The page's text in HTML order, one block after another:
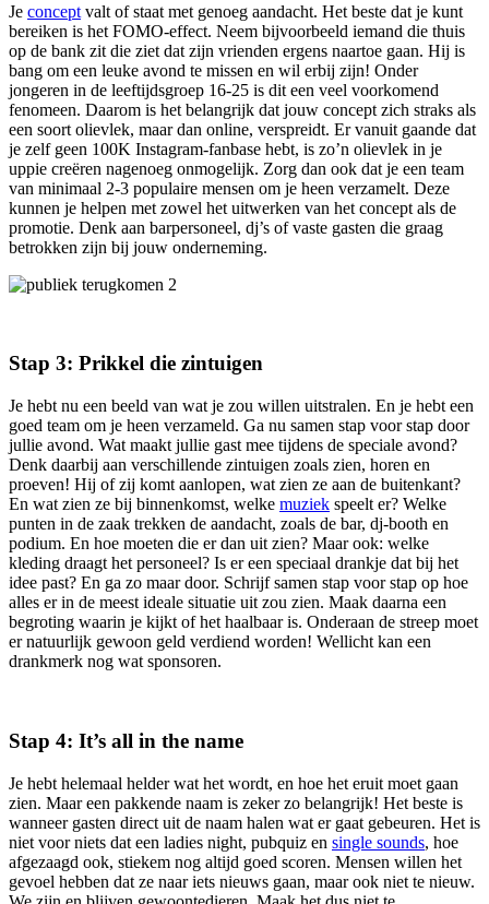
Je concept valt of staat met genoeg aandacht. Het beste dat je kunt
bereiken is het FOMO-effect. Neem bijvoorbeeld iemand die thuis
op de bank zit die ziet dat zijn vrienden ergens naartoe gaan. Hij is
bang om een leuke avond te missen en wil erbij zijn! Onder
jongeren in de leeftijdsgroep 16-25 is dit een veel voorkomend
fenomeen. Daarom is het belangrijk dat jouw concept zich straks als
een soort olievlek, maar dan online, verspreidt. Er vanuit gaande dat
je zelf geen 100K Instagram-fanbase hebt, is zo’n olievlek in je
uppie creëren nagenoeg onmogelijk. Zorg dan ook dat je een team
van minimaal 2-3 populaire mensen om je heen verzamelt. Deze
kunnen je helpen met zowel het uitwerken van het concept als de
promotie. Denk aan barpersoneel, dj’s of vaste gasten die graag
betrokken zijn bij jouw onderneming.
Stap 3: Prikkel die zintuigen
Je hebt nu een beeld van wat je zou willen uitstralen. En je hebt een
goed team om je heen verzameld. Ga nu samen stap voor stap door
jullie avond. Wat maakt jullie gast mee tijdens de speciale avond?
Denk daarbij aan verschillende zintuigen zoals zien, horen en
proeven! Hij of zij komt aanlopen, wat zien ze aan de buitenkant?
En wat zien ze bij binnenkomst, welke muziek speelt er? Welke
punten in de zaak trekken de aandacht, zoals de bar, dj-booth en
podium. En hoe moeten die er dan uit zien? Maar ook: welke
kleding draagt het personeel? Is er een speciaal drankje dat bij het
idee past? En ga zo maar door. Schrijf samen stap voor stap op hoe
alles er in de meest ideale situatie uit zou zien. Maak daarna een
begroting waarin je kijkt of het haalbaar is. Onderaan de streep moet
er natuurlijk gewoon geld verdiend worden! Wellicht kan een
drankmerk nog wat sponsoren.
Stap 4: It’s all in the name
Je hebt helemaal helder wat het wordt, en hoe het eruit moet gaan
zien. Maar een pakkende naam is zeker zo belangrijk! Het beste is
wanneer gasten direct uit de naam halen wat er gaat gebeuren. Het is
niet voor niets dat een ladies night, pubquiz en single sounds, hoe
afgezaagd ook, stiekem nog altijd goed scoren. Mensen willen het
gevoel hebben dat ze naar iets nieuws gaan, maar ook niet te nieuw.